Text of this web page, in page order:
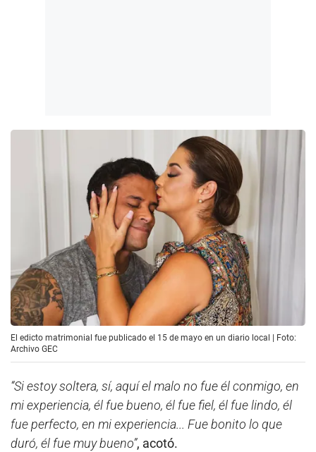
El edicto matrimonial fue publicado el 15 de mayo en un diario local | Foto:
Archivo GEC
“Si estoy soltera, sí, aquí el malo no fue él conmigo, en
mi experiencia, él fue bueno, él fue fiel, él fue lindo, él
fue perfecto, en mi experiencia... Fue bonito lo que
duró, él fue muy bueno”, acotó.